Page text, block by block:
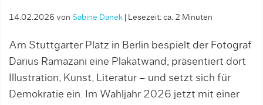
14.02.2026 von Sabine Danek Lesezeit: ca. 2 Minuten
Am Stuttgarter Platz in Berlin bespielt der Fotograf
Darius Ramazani eine Plakatwand, präsentiert dort
Illustration, Kunst, Literatur – und setzt sich für
Demokratie ein. Im Wahljahr 2026 jetzt mit einer